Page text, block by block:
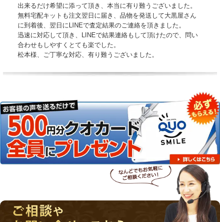
出来るだけ希望に添って頂き、本当に有り難うございました。
無料宅配キットも注文翌日に届き、品物を発送して大黒屋さん
に到着後、翌日にLINEで査定結果のご連絡を頂きました。
迅速に対応して頂き、LINEで結果連絡もして頂けたので、問い
合わせもしやすくとても楽でした。
松本様、ご丁寧な対応、有り難うございました。